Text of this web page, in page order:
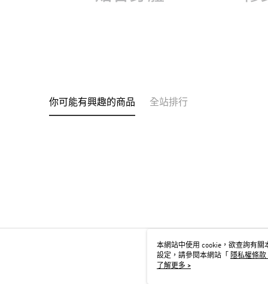
你可能有興趣的商品 全站排行
本網站中使用 cookie，欲查詢有關
設定，請參閱本網站「
隱私權條款
用 cookie。
了解更多 >